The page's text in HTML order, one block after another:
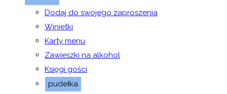
Dodaj do swojego zaproszenia
Winietki
Karty menu
Zawieszki na alkohol
Księgi gości
pudełka